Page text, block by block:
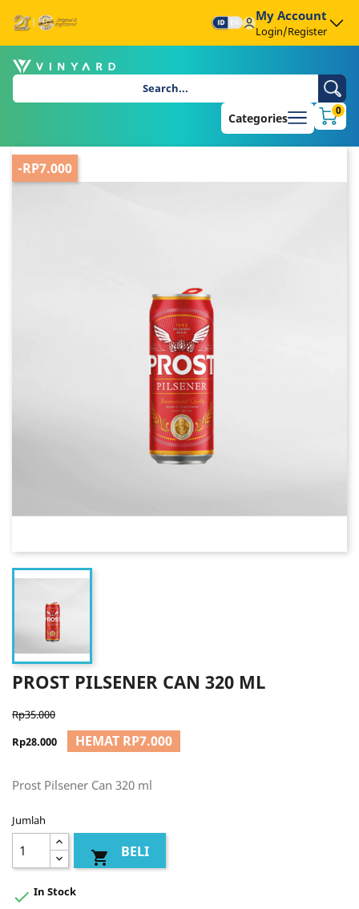
My Account
Login/Register
Categories
0
-RP7.000
PROST PILSENER CAN 320 ML
Rp35.000
Rp28.000
HEMAT RP7.000
Prost Pilsener Can 320 ml
Jumlah
 BELI
 In Stock